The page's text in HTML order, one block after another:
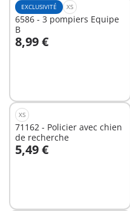
EXCLUSIVITÉ XS
6586 - 3 pompiers Equipe
B
8,99 €
Au panier
XS
71162 - Policier avec chien
de recherche
5,49 €
Au panier